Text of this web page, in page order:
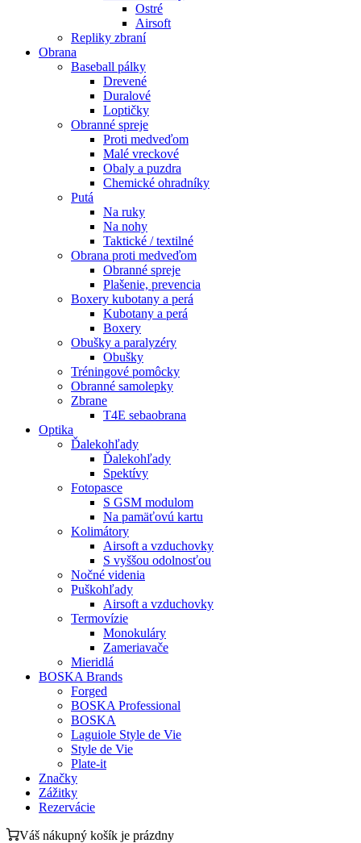
Ostré
Airsoft
Repliky zbraní
Obrana
Baseball pálky
Drevené
Duralové
Loptičky
Obranné spreje
Proti medveďom
Malé vreckové
Obaly a puzdra
Chemické ohradníky
Putá
Na ruky
Na nohy
Taktické / textilné
Obrana proti medveďom
Obranné spreje
Plašenie, prevencia
Boxery kubotany a perá
Kubotany a perá
Boxery
Obušky a paralyzéry
Obušky
Tréningové pomôcky
Obranné samolepky
Zbrane
T4E sebaobrana
Optika
Ďalekohľady
Ďalekohľady
Spektívy
Fotopasce
S GSM modulom
Na pamäťovú kartu
Kolimátory
Airsoft a vzduchovky
S vyššou odolnosťou
Nočné videnia
Puškohľady
Airsoft a vzduchovky
Termovízie
Monokuláry
Zameriavače
Mieridlá
BOSKA Brands
Forged
BOSKA Professional
BOSKA
Laguiole Style de Vie
Style de Vie
Plate-it
Značky
Zážitky
Rezervácie
Váš nákupný košík je prázdny